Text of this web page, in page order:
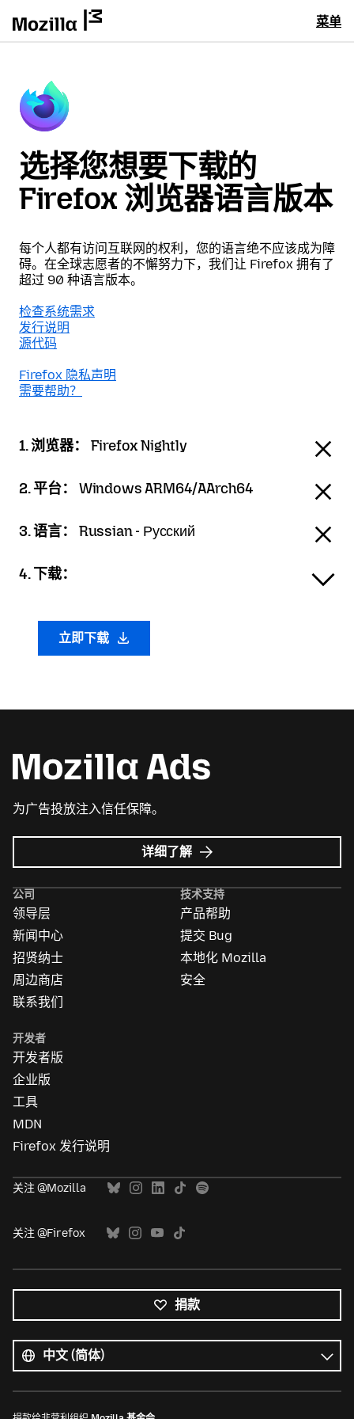
菜单
选择您想要下载的
Firefox 浏览器语言版本
每个人都有访问互联网的权利，您的语言绝不应该成为障
碍。在全球志愿者的不懈努力下，我们让 Firefox 拥有了
超过 90 种语言版本。
检查系统需求
发行说明
源代码
Firefox 隐私声明
需要帮助？
1. 浏览器： Firefox Nightly
2. 平台： Windows ARM64/AArch64
3. 语言： Russian - Русский
4. 下载：
立即下载
为广告投放注入信任保障。
详细了解 Mozilla
广
公司
领导层
新闻中心
招贤纳士
周边商店
联系我们
技术支持
产品帮助
提交 Bug
本地化 Mozilla
安全
开发者
开发者版
企业版
工具
MDN
Firefox 发行说明
关注 @Mozilla
关注 @Firefox
捐款
有
语
言
语
言